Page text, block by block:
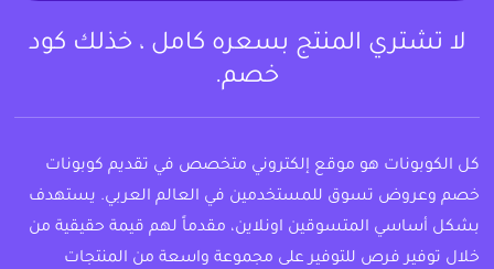
لا تشتري المنتج بسعره كامل ، خذلك كود
خصم.
كل الكوبونات هو موقع إلكتروني متخصص في تقديم كوبونات
خصم وعروض تسوق للمستخدمين في العالم العربي. يستهدف
بشكل أساسي المتسوقين اونلاين، مقدماً لهم قيمة حقيقية من
خلال توفير فرص للتوفير على مجموعة واسعة من المنتجات